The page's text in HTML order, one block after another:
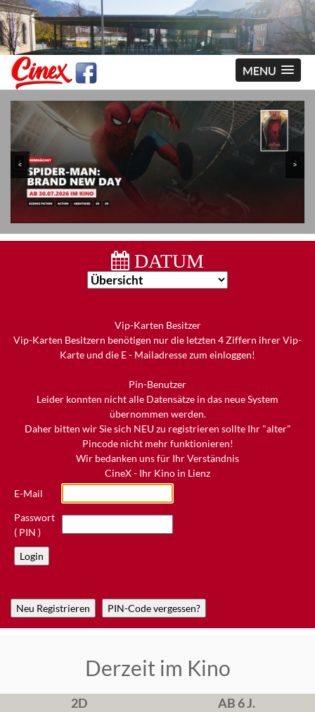
MENU
< >
DATUM
Vip-Karten Besitzer
Vip-Karten Besitzern benötigen nur die letzten 4 Ziffern ihrer Vip-
Karte und die E - Mailadresse zum einloggen!
Pin-Benutzer
Leider konnten nicht alle Datensätze in das neue System
übernommen werden.
Daher bitten wir Sie sich NEU zu registrieren sollte Ihr "alter"
Pincode nicht mehr funktionieren!
Wir bedanken uns für Ihr Verständnis
CineX - Ihr Kino in Lienz
E-Mail
Passwort
( PIN )
Derzeit im Kino
2D AB 6 J.